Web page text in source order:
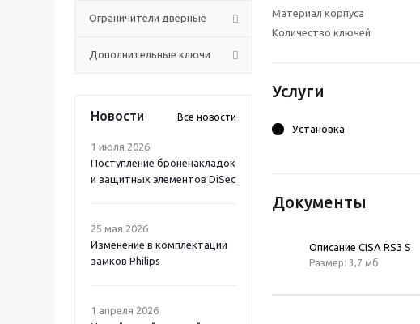
Ограничители дверные
Дополнительные ключи
Новости Все новости
1 июля 2026
Поступление броненакладок
и защитных элементов DiSec
25 мая 2026
Изменение в комплектации
замков Philips
1 апреля 2026
Материал корпуса
Количество ключей
Услуги
Установка
Документы
Описание CISA RS3 S
Размер: 3,7 мб